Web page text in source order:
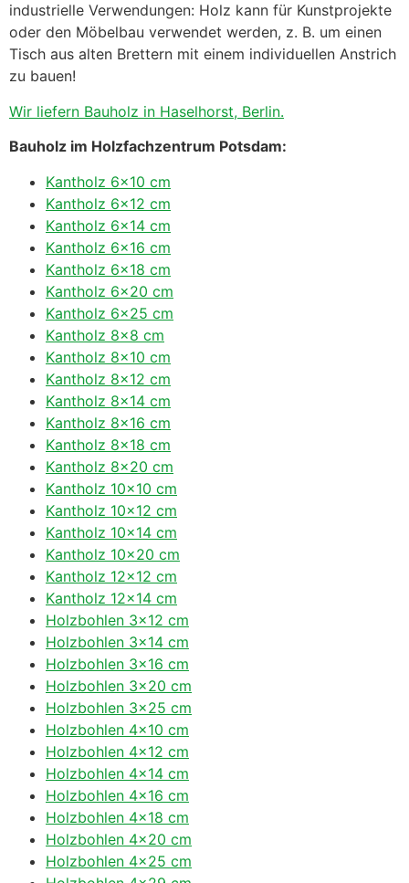
industrielle Verwendungen: Holz kann für Kunstprojekte
oder den Möbelbau verwendet werden, z. B. um einen
Tisch aus alten Brettern mit einem individuellen Anstrich
zu bauen!
Wir liefern Bauholz in Haselhorst, Berlin.
Bauholz im Holzfachzentrum Potsdam:
Kantholz 6×10 cm
Kantholz 6×12 cm
Kantholz 6×14 cm
Kantholz 6×16 cm
Kantholz 6×18 cm
Kantholz 6×20 cm
Kantholz 6×25 cm
Kantholz 8×8 cm
Kantholz 8×10 cm
Kantholz 8×12 cm
Kantholz 8×14 cm
Kantholz 8×16 cm
Kantholz 8×18 cm
Kantholz 8×20 cm
Kantholz 10×10 cm
Kantholz 10×12 cm
Kantholz 10×14 cm
Kantholz 10×20 cm
Kantholz 12×12 cm
Kantholz 12×14 cm
Holzbohlen 3×12 cm
Holzbohlen 3×14 cm
Holzbohlen 3×16 cm
Holzbohlen 3×20 cm
Holzbohlen 3×25 cm
Holzbohlen 4×10 cm
Holzbohlen 4×12 cm
Holzbohlen 4×14 cm
Holzbohlen 4×16 cm
Holzbohlen 4×18 cm
Holzbohlen 4×20 cm
Holzbohlen 4×25 cm